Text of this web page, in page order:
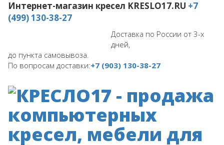
Интернет-магазин кресел KRESLO17.RU +7
(499) 130-38-27
Доставка по России от 3-х
дней,
до пункта самовывоза.
По вопросам доставки:+7 (903) 130-38-27